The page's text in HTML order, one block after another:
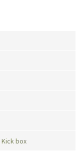
Kick box